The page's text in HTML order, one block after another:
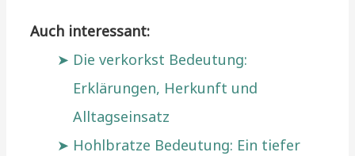
Auch interessant:
Die verkorkst Bedeutung:
Erklärungen, Herkunft und
Alltagseinsatz
Hohlbratze Bedeutung: Ein tiefer